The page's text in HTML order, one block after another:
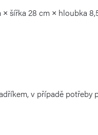
× šířka 28 cm × hloubka
v případě